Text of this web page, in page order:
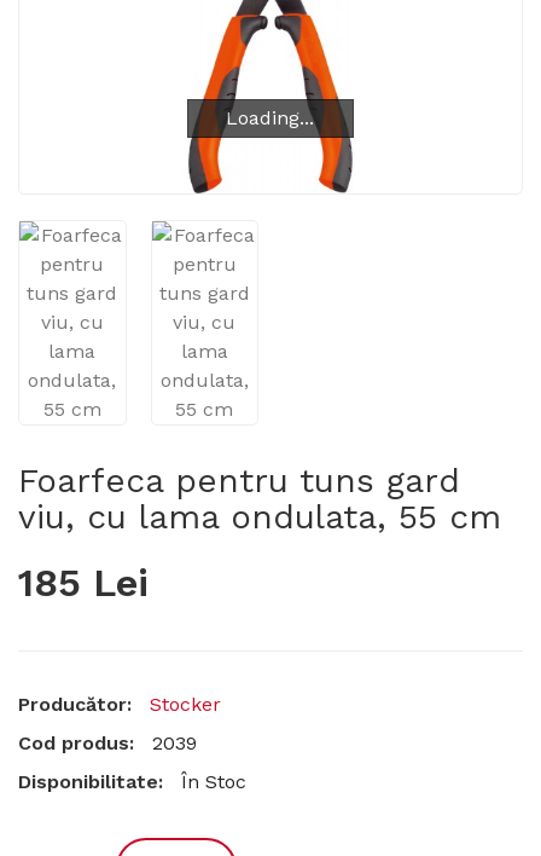
Loading...
Loading...
Foarfeca pentru tuns gard
viu, cu lama ondulata, 55 cm
185 Lei
Producător:
Stocker
Cod produs:
2039
Disponibilitate:
În Stoc